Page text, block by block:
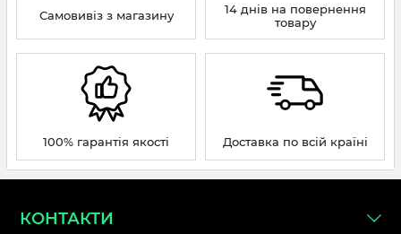
Самовивіз з магазину
14 днів на повернення
товару
100% гарантія якості Доставка по всій країні
КОНТАКТИ